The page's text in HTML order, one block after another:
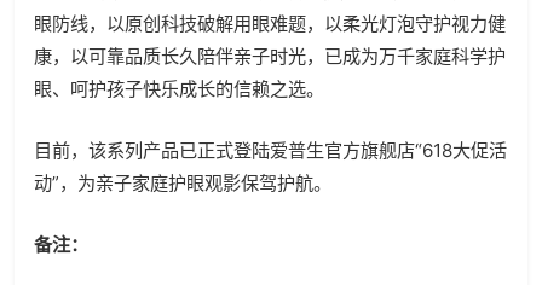
眼防线，以原创科技破解用眼难题，以柔光灯泡守护视力健
康，以可靠品质长久陪伴亲子时光，已成为万千家庭科学护
眼、呵护孩子快乐成长的信赖之选。
目前，该系列产品已正式登陆爱普生官方旗舰店“618大促活
动”，为亲子家庭护眼观影保驾护航。
备注：